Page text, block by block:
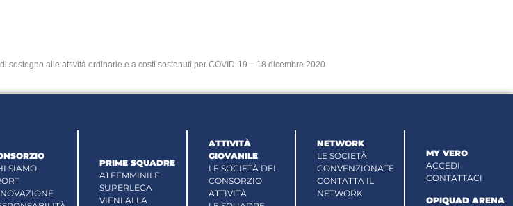
sostegno alle attività ordinarie e a costi sostenuti per COVID-19 – 18 dicembre 2020
SIAMO
PRIME SQUADRE
A1 FEMMINILE
SUPERLEGA
VIENI ALLA
ATTIVITÀ
GIOVANILE
LE SOCIETÀ DEL
CONSORZIO
ATTIVITÀ
NETWORK
LE SOCIETÀ
CONVENZIONATE
CONTATTA IL
NETWORK
MY VERO
ACCEDI
CONTATTACI
OPIQUAD ARENA